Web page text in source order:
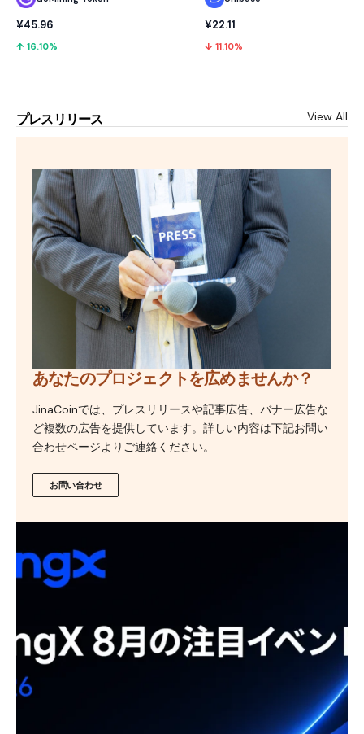
¥45.96
↑ 16.10%
¥22.11
↓ 11.10%
プレスリリース View All
あなたのプロジェクトを広めませんか？
JinaCoinでは、プレスリリースや記事広告、バナー広告な
ど複数の広告を提供しています。詳しい内容は下記お問い
合わせページよりご連絡ください。
お問い合わせ